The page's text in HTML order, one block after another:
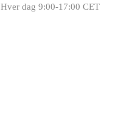
Hver dag 9:00-17:00 CET